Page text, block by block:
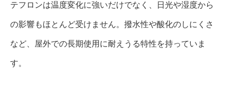
テフロンは温度変化に強いだけでなく、日光や湿度から
の影響もほとんど受けません。撥水性や酸化のしにくさ
など、屋外での長期使用に耐えうる特性を持っていま
す。